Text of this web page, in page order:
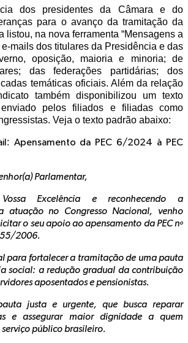
dos presidentes da Câmara e do
para o avanço da tramitação da
listou, na nova ferramenta “Mensagens a
e-mails dos titulares da Presidência e das
oposição, maioria e minoria; de
das federações partidárias; dos
temáticas oficiais. Além da relação
também disponibilizou um texto
pelos filiados e filiadas como
Veja o texto padrão abaixo:
: Apensamento da PEC 6/2024 à PEC
Parlamentar,
Vossa Excelência e reconhecendo a
atuação no Congresso Nacional, venho
o seu apoio ao apensamento da PEC nº
2006.
para fortalecer a tramitação de uma pauta
social: a redução gradual da contribuição
aposentados e pensionistas.
justa e urgente, que busca reparar
e assegurar maior dignidade a quem
público brasileiro.